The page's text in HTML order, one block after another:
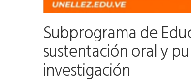
Subprograma de
sustentación oral y
investigación